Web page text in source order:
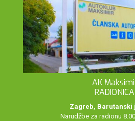
AK
RADIONICA
Zagreb, Barutanski
Narudžbe za radionu